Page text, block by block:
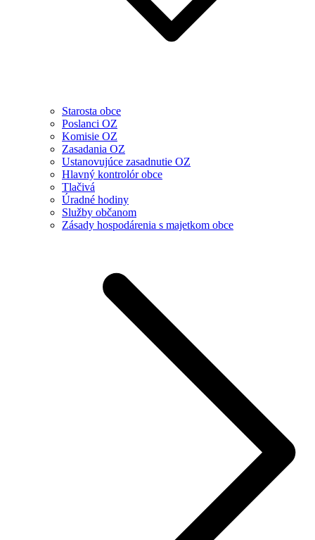
Starosta obce
Poslanci OZ
Komisie OZ
Zasadania OZ
Ustanovujúce zasadnutie OZ
Hlavný kontrolór obce
Tlačivá
Úradné hodiny
Služby občanom
Zásady hospodárenia s majetkom obce